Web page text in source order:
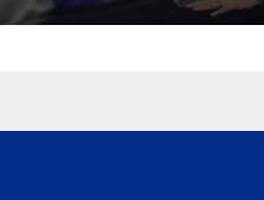
agua saneamiento e